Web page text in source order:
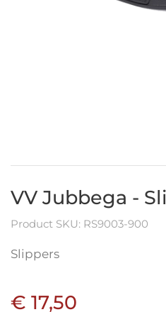
VV Jubbega -
Product SKU: RS9003-900
Slippers
€ 17,50